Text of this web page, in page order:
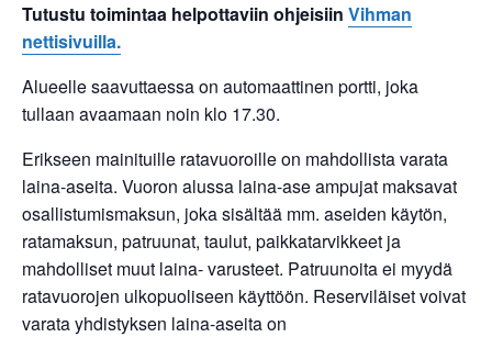
Tutustu toimintaa helpottaviin ohjeisiin Vihman
nettisivuilla.
Alueelle saavuttaessa on automaattinen portti, joka
tullaan avaamaan noin klo 17.30.
Erikseen mainituille ratavuoroille on mahdollista varata
laina-aseita. Vuoron alussa laina-ase ampujat maksavat
osallistumismaksun, joka sisältää mm. aseiden käytön,
ratamaksun, patruunat, taulut, paikkatarvikkeet ja
mahdolliset muut laina- varusteet. Patruunoita ei myydä
ratavuorojen ulkopuoliseen käyttöön. Reserviläiset voivat
varata yhdistyksen laina-aseita on